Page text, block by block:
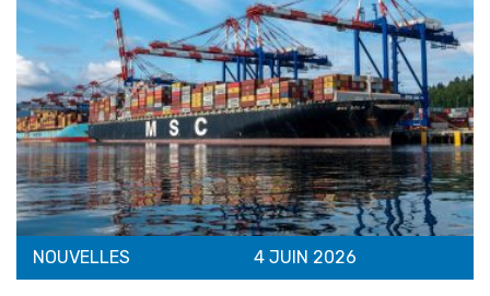
NOUVELLES 4 JUIN 2026